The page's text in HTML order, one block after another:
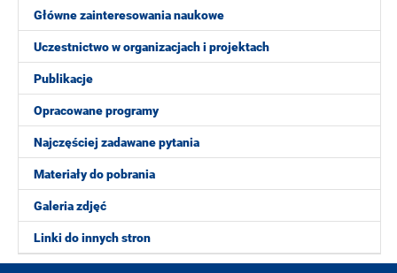
Główne zainteresowania naukowe
Uczestnictwo w organizacjach i projektach
Publikacje
Opracowane programy
Najczęściej zadawane pytania
Materiały do pobrania
Galeria zdjęć
Linki do innych stron